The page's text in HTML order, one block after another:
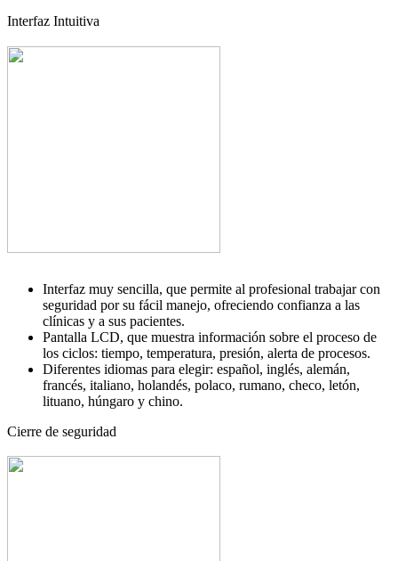
Interfaz Intuitiva
Interfaz muy sencilla, que permite al profesional trabajar con
seguridad por su fácil manejo, ofreciendo confianza a las
clínicas y a sus pacientes.
Pantalla LCD, que muestra información sobre el proceso de
los ciclos: tiempo, temperatura, presión, alerta de procesos.
Diferentes idiomas para elegir: español, inglés, alemán,
francés, italiano, holandés, polaco, rumano, checo, letón,
lituano, húngaro y chino.
Cierre de seguridad